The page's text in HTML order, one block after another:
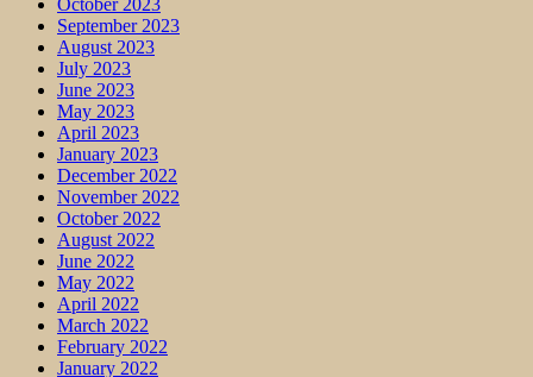
October 2023
September 2023
August 2023
July 2023
June 2023
May 2023
April 2023
January 2023
December 2022
November 2022
October 2022
August 2022
June 2022
May 2022
April 2022
March 2022
February 2022
January 2022